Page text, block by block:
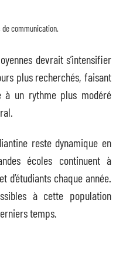
communication.
devrait s’intensifier
plus recherchés, faisant
à un rythme plus modéré
reste dynamique en
écoles continuent à
d’étudiants chaque année.
à cette population
temps.